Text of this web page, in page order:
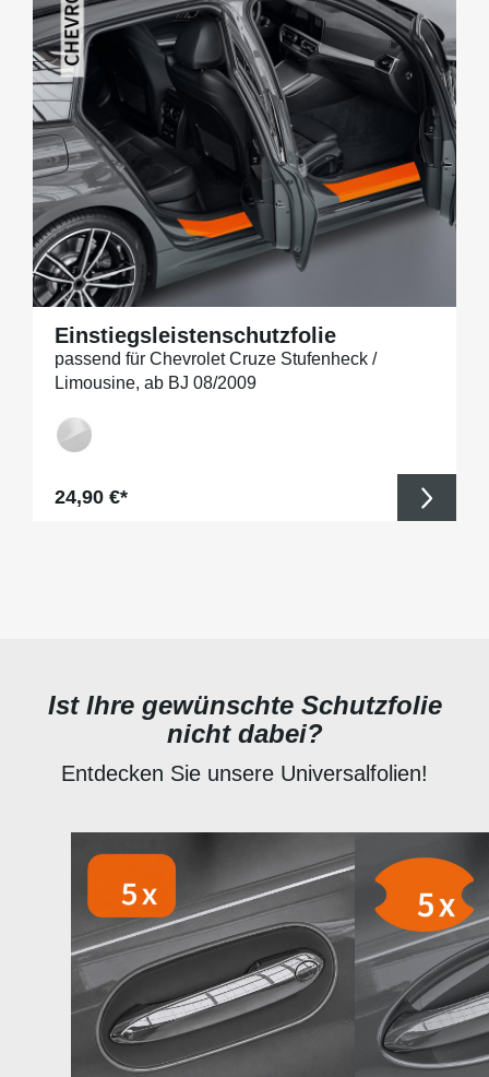
Einstiegsleistenschutzfolie
passend für Chevrolet Cruze Stufenheck /
Limousine, ab BJ 08/2009
Regulärer Preis:
24,90 €*
Ist Ihre gewünschte Schutzfolie
nicht dabei?
Entdecken Sie unsere Universalfolien!